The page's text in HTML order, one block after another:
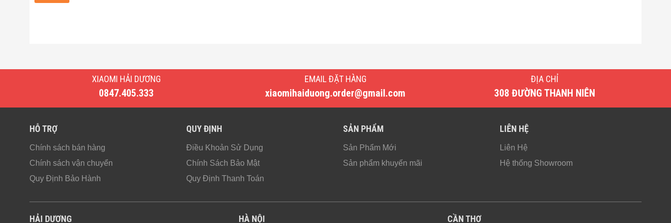
XIAOMI HẢI DƯƠNG
0847.405.333
EMAIL ĐẶT HÀNG
xiaomihaiduong.order@gmail.com
ĐỊA CHỈ
308 ĐƯỜNG THANH NIÊN
HỖ TRỢ
Chính sách bán hàng
Chính sách vận chuyển
Quy Định Bảo Hành
QUY ĐỊNH
Điều Khoản Sử Dụng
Chính Sách Bảo Mật
Quy Định Thanh Toán
SẢN PHẨM
Sản Phẩm Mới
Sản phẩm khuyến mãi
LIÊN HỆ
Liên Hệ
Hệ thống Showroom
HẢI DƯƠNG HÀ NỘI CẦN THƠ